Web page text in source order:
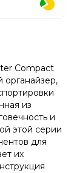
Compact
из
и
этой серии
для
их